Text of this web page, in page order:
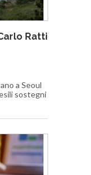
Ratti
a Seoul
sostegni